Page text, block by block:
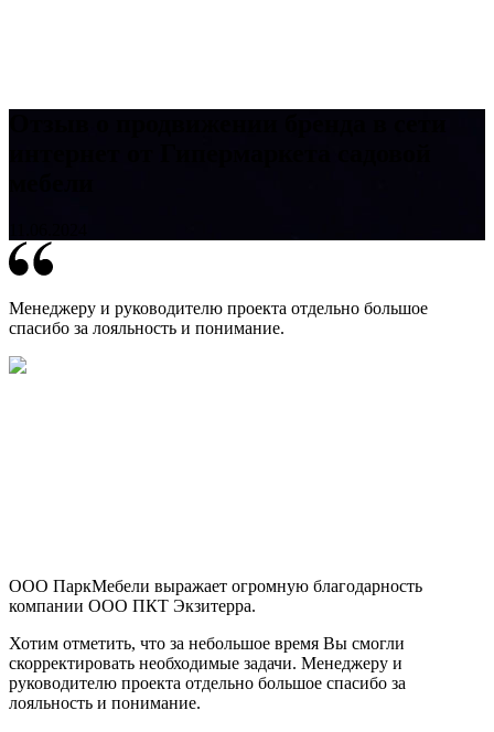
Менеджеру и руководителю проекта отдельно большое
спасибо за лояльность и понимание.
ООО ПаркМебели выражает огромную благодарность
компании ООО ПКТ Экзитерра.
Хотим отметить, что за небольшое время Вы смогли
скорректировать необходимые задачи. Менеджеру и
руководителю проекта отдельно большое спасибо за
лояльность и понимание.